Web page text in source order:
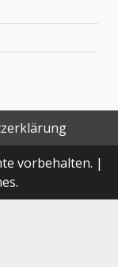
vorbehalten. |